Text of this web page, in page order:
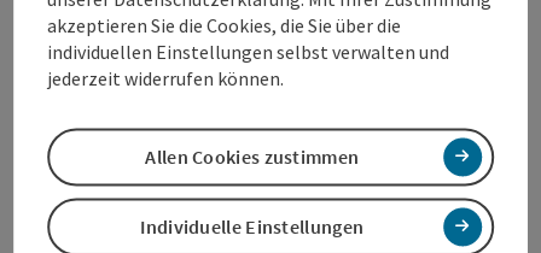
Kontakt
Öffnungszeiten
Anreise/Lage
akzeptieren Sie die Cookies, die Sie über die
individuellen Einstellungen selbst verwalten und
jederzeit widerrufen können.
Individuelle Einstellungen
Allen Cookies zustimmen